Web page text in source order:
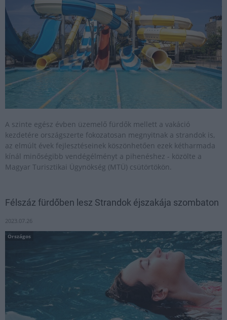
A szinte egész évben üzemelő fürdők mellett a vakáció
kezdetére országszerte fokozatosan megnyitnak a strandok is,
az elmúlt évek fejlesztéseinek köszönhetően ezek kétharmada
kínál minőségibb vendégélményt a pihenéshez - közölte a
Magyar Turisztikai Ügynökség (MTÜ) csütörtökön.
Félszáz fürdőben lesz Strandok éjszakája szombaton
2023.07.26
Országos